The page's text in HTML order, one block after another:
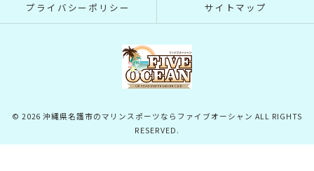
プライバシーポリシー サイトマップ
© 2026 沖縄県名護市のマリンスポーツならファイブオーシャン ALL RIGHTS
RESERVED.